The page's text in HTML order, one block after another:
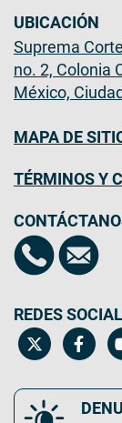
UBICACIÓN
Suprema
no. 2, Colonia
México,
MAPA DE
TÉRMINOS Y
REDES